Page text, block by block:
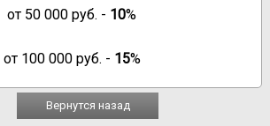
от 50 000 руб. - 10%
от 100 000руб. - 15%
Вернутся назад